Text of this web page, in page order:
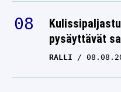
pysäyttävät
RALLI